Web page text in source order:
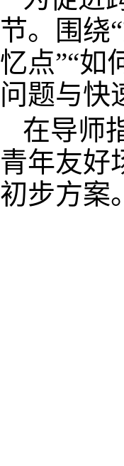
节。围绕
忆点”“如
问题与快
在导师
青年友好
初步方案。